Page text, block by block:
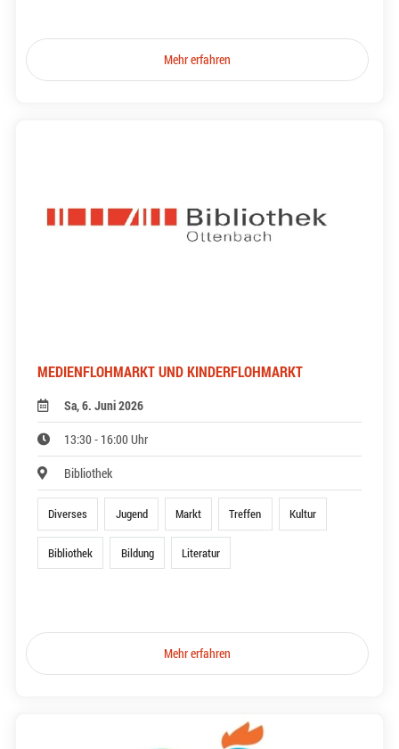
Mehr erfahren
MEDIENFLOHMARKT UND KINDERFLOHMARKT
Sa, 6. Juni 2026
13:30 - 16:00 Uhr
Bibliothek
Diverses Jugend Markt Treffen Kultur
Bibliothek Bildung Literatur
Mehr erfahren